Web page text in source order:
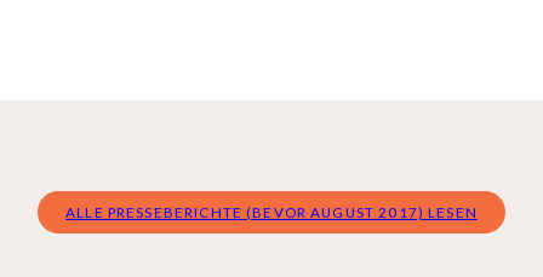
ALLE PRESSEBERICHTE (BEVOR AUGUST 2017) LESEN